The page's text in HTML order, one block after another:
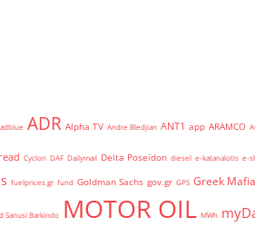
adblue ADR Alpha TV Andre Bledjian ANT1 app ARAMCO
Cyclon DAF Dailymail Delta Poseidon diesel e-katanalotis e-
fuelprices.gr fund Goldman Sachs gov.gr GPS Greek Mafia
Sanusi Barkindo MOTOR OIL MWh